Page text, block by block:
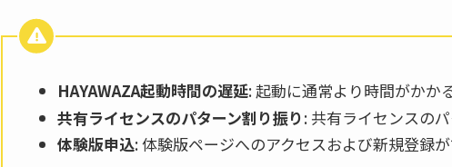
HAYAWAZA起動時間の遅延: 起動に通常より時間がかか
共有ライセンスのパターン割り振り: 共有ライセンスの
体験版申込: 体験版ページへのアクセスおよび新規登録が